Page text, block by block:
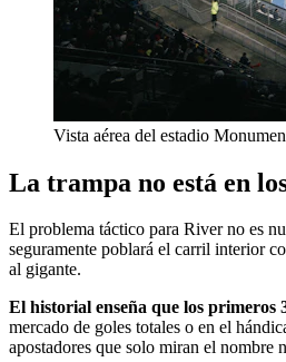
Vista aérea del estadio
La trampa no está en
El problema táctico para River no es
seguramente poblará el carril interior
al gigante.
El historial enseña que los primeros
mercado de goles totales o en el
apostadores que solo miran el nombre